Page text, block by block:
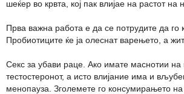
шеќер во крвта, кој пак влијае на растот
Прва важна работа е да се потрудите да
Пробиотиците ќе ја олеснат варењето, а
Секс за убави раце. Ако имате маснотии на
тестостеронот, а исто влијание има и
менопауза. Зголемете го консумирањето